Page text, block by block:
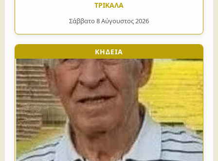
ΤΡΙΚΑΛΑ
Σάββατο 8 Αύγουστος 2026
ΚΗΔΕΙΑ